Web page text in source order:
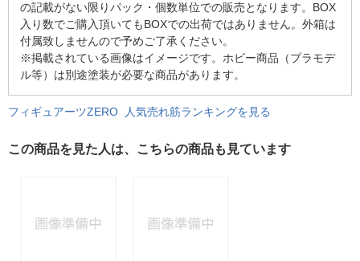
の記載がない限りパック・個数単位での販売となります。BOX
入り数でご購入頂いてもBOXでの出荷ではありません。外箱は
付属致しませんので予めご了承ください。
※掲載されている画像はイメージです。ホビー商品（プラモデ
ル等）は別途塗装が必要な商品があります。
フィギュアーツZERO 人気売れ筋ランキングを見る
この商品を見た人は、こちらの商品も見ています